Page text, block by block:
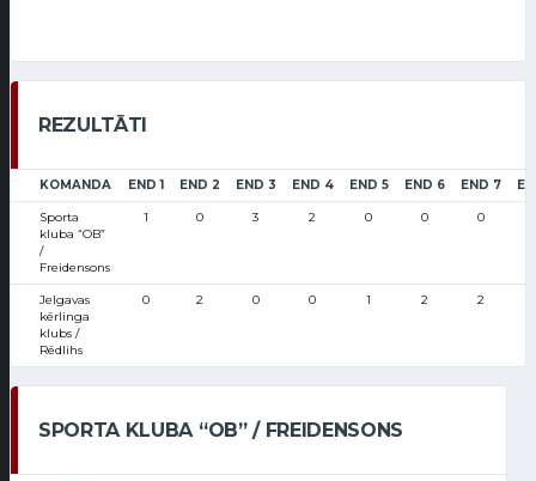
REZULTĀTI
KOMANDA END 1 END 2 END 3 END 4 END 5 END 6 END 7
Sporta
kluba “OB”
/
Freidensons
1 0 3 2 0 0 0
Jelgavas
kērlinga
klubs /
Rēdlihs
0 2 0 0 1 2 2
SPORTA KLUBA “OB” / FREIDENSONS